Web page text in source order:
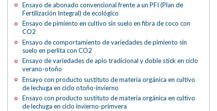
Ensayo de abonado convencional frente a un PFI (Plan de
Fertilización Integral) de ecológico
Ensayo de pimiento en cultivo sin suelo en fibra de coco con
CO2
Ensayo de comportamiento de variedades de pimiento sin
suelo en perlita con CO2
Ensayo de variedades de apio tradicional y doble stick en ciclo
verano-otoño
Ensayo con producto sustituto de materia orgánica en cultivo
de lechuga en ciclo otoño-invierno
Ensayo con producto sustituto de materia orgánica en cultivo
de lechuga en ciclo invierno-primvera